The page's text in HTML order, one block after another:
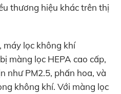
thương hiệu khác trên thị
lọc không khí
màng lọc HEPA cao cấp,
như PM2.5, phấn hoa, và
không khí. Với màng lọc